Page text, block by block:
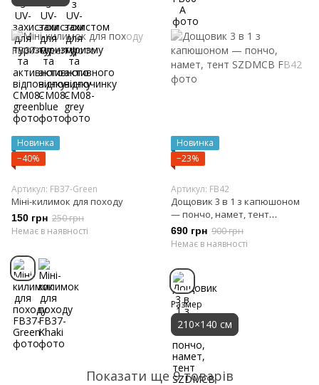
Новинка
−40%
Артикул: FB37-Green
Міні-килимок для походу
150 грн 250 грн
Немає в наявності
Новинка
−23%
Артикул: FB42
Дощовик 3 в 1 з капюшоном
— пончо, намет, тент
SZDMCB
690 грн 900 грн
Немає в наявності
Размер
210×140 см
Показати ще 9 товарів